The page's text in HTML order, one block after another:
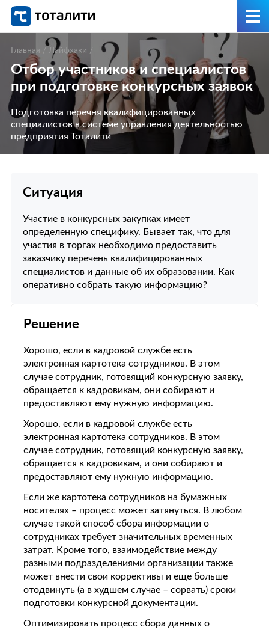
Главная /Лайфхаки /
Отбор участников и специалистов
при подготовке конкурсных заявок
Подготовка перечня квалифицированных
специалистов в системе управления деятельностью
предприятия Тоталити
Ситуация
Участие в конкурсных закупках имеет
определенную специфику. Бывает так, что для
участия в торгах необходимо предоставить
заказчику перечень квалифицированных
специалистов и данные об их образовании. Как
оперативно собрать такую информацию?
Решение
Хорошо, если в кадровой службе есть
электронная картотека сотрудников. В этом
случае сотрудник, готовящий конкурсную заявку,
обращается к кадровикам, они собирают и
предоставляют ему нужную информацию.
Хорошо, если в кадровой службе есть
электронная картотека сотрудников. В этом
случае сотрудник, готовящий конкурсную заявку,
обращается к кадровикам, и они собирают и
предоставляют ему нужную информацию.
Если же картотека сотрудников на бумажных
носителях – процесс может затянуться. В любом
случае такой способ сбора информации о
сотрудниках требует значительных временных
затрат. Кроме того, взаимодействие между
разными подразделениями организации также
может внести свои коррективы и еще больше
отодвинуть (а в худшем случае – сорвать) сроки
подготовки конкурсной документации.
Оптимизировать процесс сбора данных о